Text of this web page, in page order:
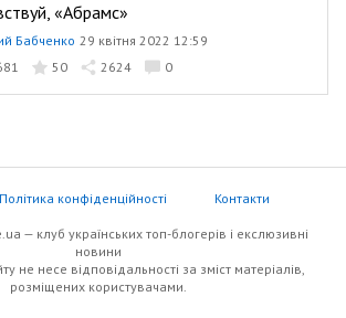
«Абрамс»
Бабченко 29 квітня 2022 12:59
50 2624 0
Політика конфіденційності Контакти
— клуб українських топ-блогерів i екслюзивнi
новини
не несе відповідальності за зміст матеріалів,
розміщених користувачами.